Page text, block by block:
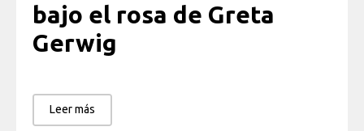
bajo el rosa de Greta
Gerwig
Leer más